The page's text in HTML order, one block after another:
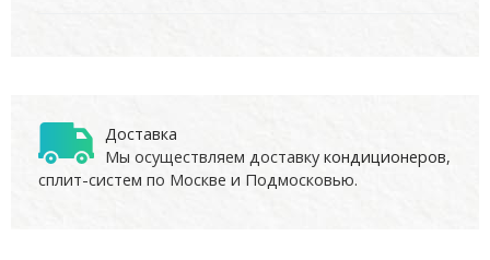
Доставка
Мы осуществляем доставку кондиционеров,
сплит-систем по Москве и Подмосковью.